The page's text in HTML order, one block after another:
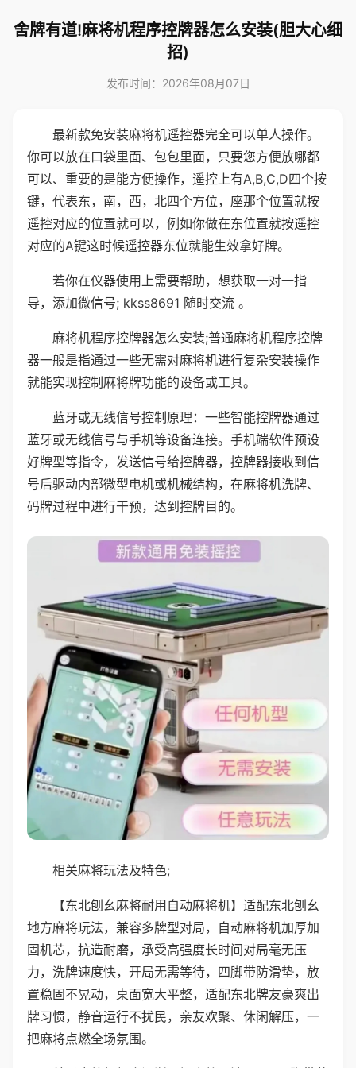
舍牌有道!麻将机程序控牌器怎么安装(胆大心细
招)
发布时间：2026年08月07日
最新款免安装麻将机遥控器完全可以单人操作。
你可以放在口袋里面、包包里面，只要您方便放哪都
可以、重要的是能方便操作，遥控上有A,B,C,D四个按
键，代表东，南，西，北四个方位，座那个位置就按
遥控对应的位置就可以，例如你做在东位置就按遥控
对应的A键这时候遥控器东位就能生效拿好牌。
若你在仪器使用上需要帮助，想获取一对一指
导，添加微信号; kkss8691 随时交流 。
麻将机程序控牌器怎么安装;普通麻将机程序控牌
器一般是指通过一些无需对麻将机进行复杂安装操作
就能实现控制麻将牌功能的设备或工具。
蓝牙或无线信号控制原理：一些智能控牌器通过
蓝牙或无线信号与手机等设备连接。手机端软件预设
好牌型等指令，发送信号给控牌器，控牌器接收到信
号后驱动内部微型电机或机械结构，在麻将机洗牌、
码牌过程中进行干预，达到控牌目的。
相关麻将玩法及特色;
【东北刨幺麻将耐用自动麻将机】适配东北刨幺
地方麻将玩法，兼容多牌型对局，自动麻将机加厚加
固机芯，抗造耐磨，承受高强度长时间对局毫无压
力，洗牌速度快，开局无需等待，四脚带防滑垫，放
置稳固不晃动，桌面宽大平整，适配东北牌友豪爽出
牌习惯，静音运行不扰民，亲友欢聚、休闲解压，一
把麻将点燃全场氛围。